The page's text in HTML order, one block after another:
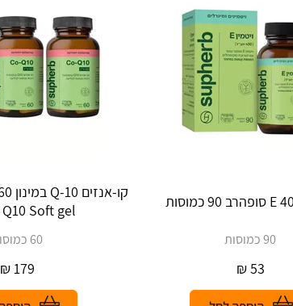
90 כמוסות
53
₪
Q10 Soft gel סופהרב
60 כמוסות
179
₪